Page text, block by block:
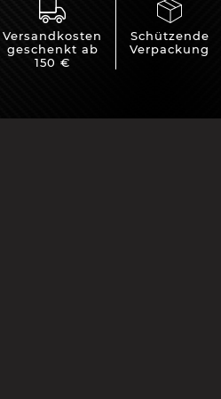
Versandkosten
geschenkt ab
150 €
Schützende
Verpackung